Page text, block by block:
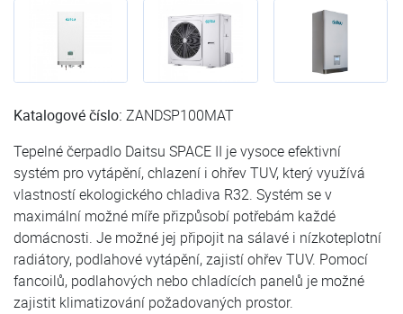
Katalogové číslo: ZANDSP100MAT
Tepelné čerpadlo Daitsu SPACE II je vysoce efektivní
systém pro vytápění, chlazení i ohřev TUV, který využívá
vlastností ekologického chladiva R32. Systém se v
maximální možné míře přizpůsobí potřebám každé
domácnosti. Je možné jej připojit na sálavé i nízkoteplotní
radiátory, podlahové vytápění, zajistí ohřev TUV. Pomocí
fancoilů, podlahových nebo chladících panelů je možné
zajistit klimatizování požadovaných prostor.